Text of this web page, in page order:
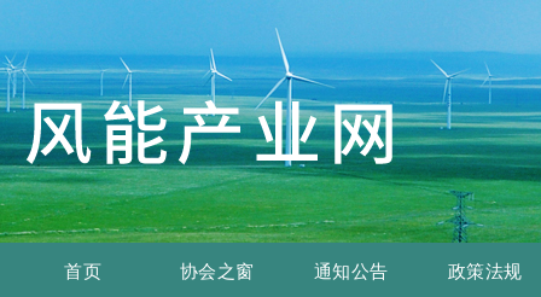
首页 协会之窗 通知公告 政策法规